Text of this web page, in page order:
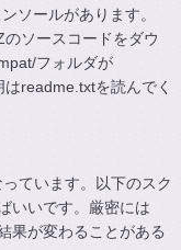
ソールがあります。
ソースコードをダウ
フォルダが
readme.txtを読んでく
ています。以下のスク
いいです。厳密には
果が変わることがある